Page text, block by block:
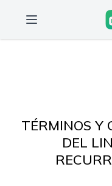
TÉRMINOS Y
DEL